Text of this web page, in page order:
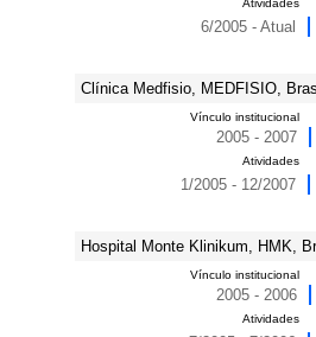
Atividades
6/2005 - Atual
Clínica Medfisio, MEDFISIO,
Vínculo institucional
2005 - 2007
Atividades
1/2005 - 12/2007
Hospital Monte Klinikum, HMK,
Vínculo institucional
2005 - 2006
Atividades